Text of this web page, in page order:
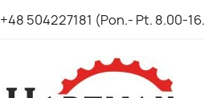
+48 504227181 (Pon.- Pt. 8.00-